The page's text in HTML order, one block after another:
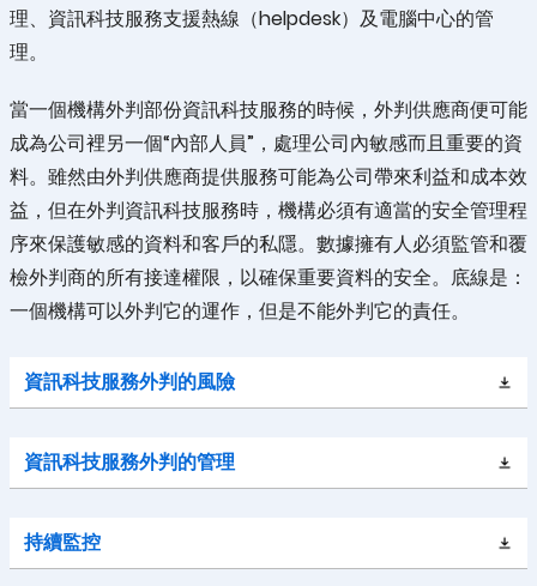
理、資訊科技服務支援熱線（helpdesk）及電腦中心的管
理。
當一個機構外判部份資訊科技服務的時候，外判供應商便可能
成為公司裡另一個“內部人員”，處理公司內敏感而且重要的資
料。雖然由外判供應商提供服務可能為公司帶來利益和成本效
益，但在外判資訊科技服務時，機構必須有適當的安全管理程
序來保護敏感的資料和客戶的私隱。數據擁有人必須監管和覆
檢外判商的所有接達權限，以確保重要資料的安全。底線是：
一個機構可以外判它的運作，但是不能外判它的責任。
資訊科技服務外判的風險
資訊科技服務外判的管理
持續監控